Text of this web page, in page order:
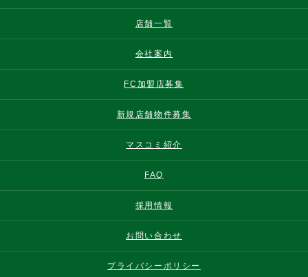
店舗一覧
会社案内
FC加盟店募集
新規店舗物件募集
マスコミ紹介
FAQ
採用情報
お問い合わせ
プライバシーポリシー